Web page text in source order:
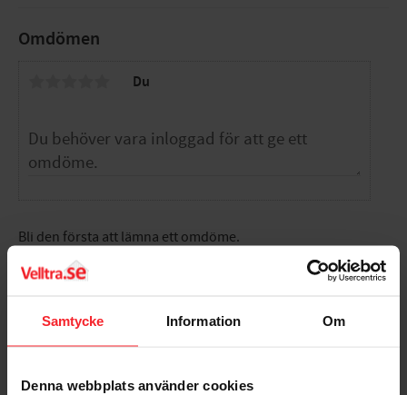
Samtycke Information Om
Denna webbplats använder cookies
Användarvänlig
Storlek (LxBxH): 9,5x9,5x4,7cm
Omdömen
Du
Bli den första att lämna ett omdöme.